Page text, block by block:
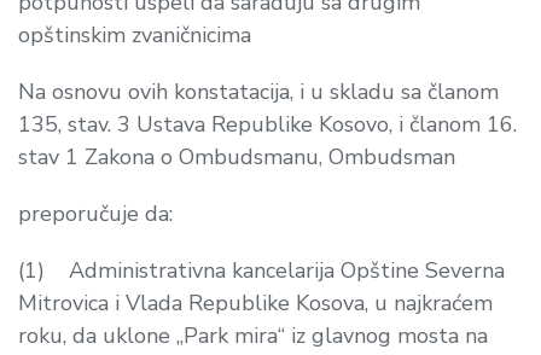
opštinskim zvaničnicima
Na osnovu ovih konstatacija, i u skladu sa članom
135, stav. 3 Ustava Republike Kosovo, i članom 16.
stav 1 Zakona o Ombudsmanu, Ombudsman
preporučuje da:
(1) Administrativna kancelarija Opštine Severna
Mitrovica i Vlada Republike Kosova, u najkraćem
roku, da uklone „Park mira“ iz glavnog mosta na